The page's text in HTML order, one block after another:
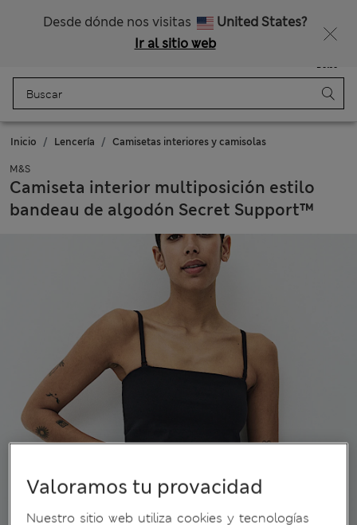
Desde dónde nos visitas
United States?
Ir al sitio web
Bolso
Inicio Lencería Camisetas interiores y camisolas
M&S
Camiseta interior multiposición estilo
bandeau de algodón Secret Support™
Valoramos tu provacidad
Nuestro sitio web utiliza cookies y tecnologías